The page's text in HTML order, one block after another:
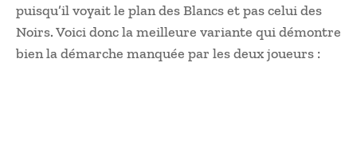
puisqu’il voyait le plan des Blancs et pas celui des
Noirs. Voici donc la meilleure variante qui démontre
bien la démarche manquée par les deux joueurs :